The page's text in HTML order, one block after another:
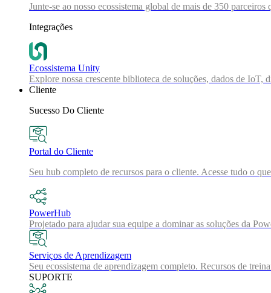
Junte-se ao nosso ecossistema global de mais de 350
Integrações
Ecossistema Unity
Explore nossa crescente biblioteca de soluções, dados de
Cliente
Sucesso Do Cliente
Portal do Cliente
Seu hub completo de recursos para o cliente. Acesse tudo o
PowerHub
Projetado para ajudar sua equipe a dominar as soluções da
Serviços de Aprendizagem
Seu ecossistema de aprendizagem completo. Recursos de
SUPORTE